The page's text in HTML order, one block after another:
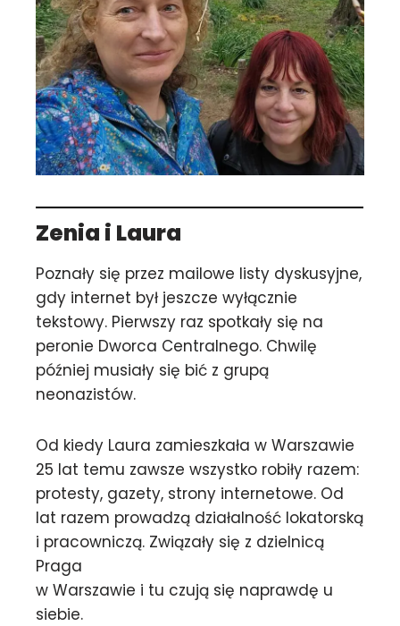
Zenia i Laura
Poznały się przez mailowe listy dyskusyjne,
gdy internet był jeszcze wyłącznie
tekstowy. Pierwszy raz spotkały się na
peronie Dworca Centralnego. Chwilę
później musiały się bić z grupą
neonazistów.
Od kiedy Laura zamieszkała w Warszawie
25 lat temu zawsze wszystko robiły razem:
protesty, gazety, strony internetowe. Od
lat razem prowadzą działalność lokatorską
i pracowniczą. Związały się z dzielnicą
Praga
w Warszawie i tu czują się naprawdę u
siebie.